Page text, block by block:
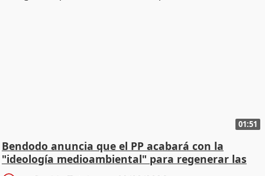
01:51
Bendodo anuncia que el PP acabará con la
"ideología medioambiental" para regenerar las
playas